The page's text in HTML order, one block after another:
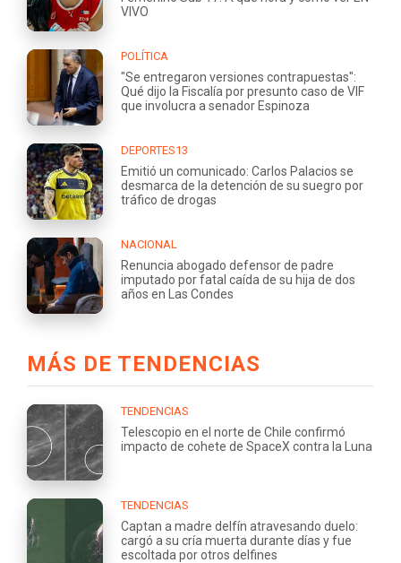
VIVO
POLÍTICA
"Se entregaron versiones contrapuestas":
Qué dijo la Fiscalía por presunto caso de VIF
que involucra a senador Espinoza
DEPORTES13
Emitió un comunicado: Carlos Palacios se
desmarca de la detención de su suegro por
tráfico de drogas
NACIONAL
Renuncia abogado defensor de padre
imputado por fatal caída de su hija de dos
años en Las Condes
MÁS DE TENDENCIAS
TENDENCIAS
Telescopio en el norte de Chile confirmó
impacto de cohete de SpaceX contra la Luna
TENDENCIAS
Captan a madre delfín atravesando duelo:
cargó a su cría muerta durante días y fue
escoltada por otros delfines